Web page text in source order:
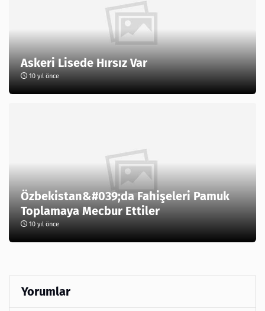
Askeri Lisede Hırsız Var
10 yıl önce
Özbekistan&#039;da Fahişeleri Pamuk
Toplamaya Mecbur Ettiler
10 yıl önce
Yorumlar